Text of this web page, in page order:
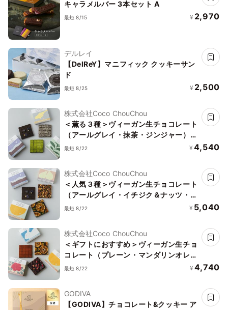
キャラメルバー 3本セット A
最短 8/15 ¥ 2,970
デルレイ
【DelReY】マニフィック クッキーサン
ド
最短 8/25 ¥ 2,500
株式会社Coco ChouChou
＜薫る３種＞ヴィーガン生チョコレート
（アールグレイ・抹茶・ジンジャー）ヴ
ィーガン グルテンフリー 白砂糖不使用
最短 8/22 ¥ 4,540
株式会社Coco ChouChou
＜人気３種＞ヴィーガン生チョコレート
（アールグレイ・イチジク＆ナッツ・マ
ンダリンオレンジ）ヴィーガン グルテ
最短 8/22 ¥ 5,040
株式会社Coco ChouChou
＜ギフトにおすすめ＞ヴィーガン生チョ
コレート（プレーン・マンダリンオレン
ジ・ラズベリー＆ローズ）ヴィーガン
最短 8/22 ¥ 4,740
GODIVA
【GODIVA】チョコレート&クッキー ア